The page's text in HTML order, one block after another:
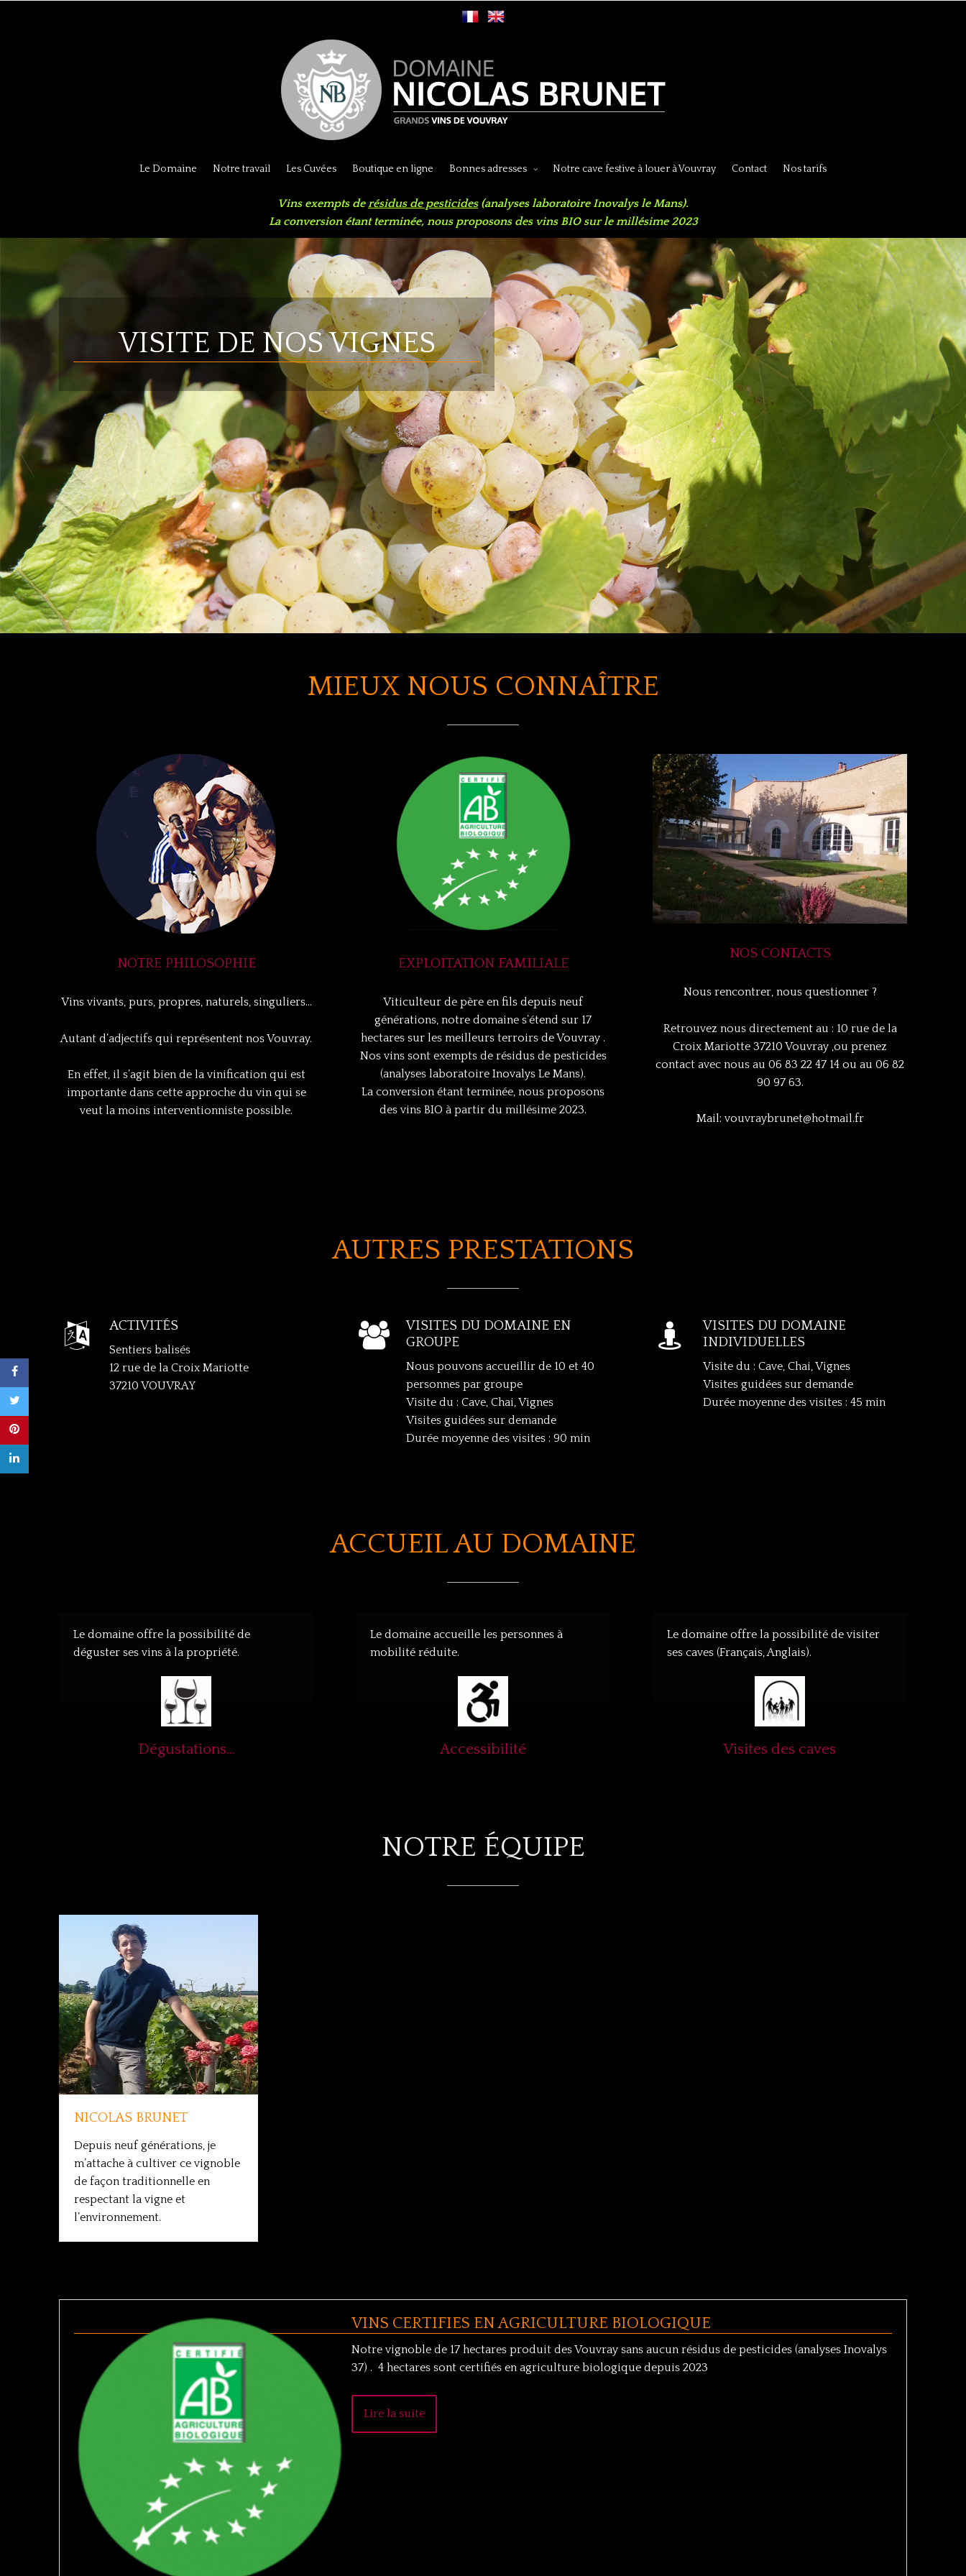
Le Domaine Notre travail Les Cuvées Boutique en ligne Bonnes adresses Notre cave festive à louer à Vouvray Contact Nos tarifs
Vins exempts derésidus de pesticides(analyses laboratoire Inovalys le Mans).
La conversion étant terminée, nous proposons des vins BIO sur le millésime 2023
VISITE DE NOS VIGNES
MIEUX NOUS CONNAÎTRE
NOTRE PHILOSOPHIE
Vins vivants, purs, propres, naturels, singuliers…
Autant d’adjectifs qui représentent nosVouvray.
En effet, il s’agit bien de la vinification qui est
importante dans cette approche du vin qui se
veut la moins interventionniste possible.
EXPLOITATION FAMILIALE
Viticulteur de père en fils depuis neuf
générations, notre domaine s’étend sur 17
hectares sur les meilleurs terroirs de Vouvray .
Nos vins sont exempts de résidus de pesticides
(analyses laboratoire Inovalys Le Mans).
La conversion étant terminée, nous proposons
des vins BIO à partir du millésime 2023.
NOS CONTACTS
Nous rencontrer, nous questionner ?
Retrouvez nous directement au : 10 rue de la
Croix Mariotte 37210 Vouvray ,ou prenez
contact avec nous au 06 83 22 47 14 ou au 06 82
90 97 63.
Mail: vouvraybrunet@hotmail.fr
AUTRES PRESTATIONS
 ACTIVITÉS
Sentiers balisés
12 rue de la Croix Mariotte
37210 VOUVRAY

VISITES DU DOMAINE EN
GROUPE
Nous pouvons accueillir de 10 et 40
personnes par groupe
Visite du : Cave, Chai, Vignes
Visites guidées sur demande
Durée moyenne des visites : 90 min

VISITES DU DOMAINE
INDIVIDUELLES
Visite du : Cave, Chai, Vignes
Visites guidées sur demande
Durée moyenne des visites : 45 min
ACCUEIL AU DOMAINE
Le domaine offre la possibilité de
déguster ses vins à la propriété.
Dégustations…
Le domaine accueille les personnes à
mobilité réduite.
Accessibilité
Le domaine offre la possibilité de visiter
ses caves (Français, Anglais).
Visites des caves
NOTRE ÉQUIPE
NICOLAS BRUNET
Depuis neuf générations, je
m’attache à cultiver ce vignoble
de façon traditionnelle en
respectant la vigne et
l’environnement.
VINS CERTIFIES EN AGRICULTURE BIOLOGIQUE
Notre vignoble de 17 hectares produit des Vouvray sans aucun résidus de pesticides (analyses Inovalys
37) . 4 hectares sont certifiés en agriculture biologique depuis 2023
Lire la suite